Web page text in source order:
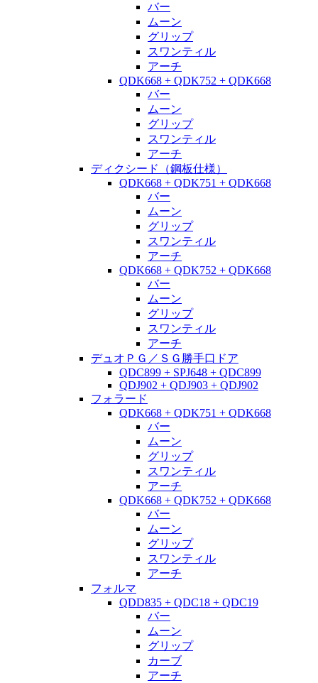
バー
ムーン
グリップ
スワンティル
アーチ
QDK668 + QDK752 + QDK668
バー
ムーン
グリップ
スワンティル
アーチ
ディクシード（鋼板仕様）
QDK668 + QDK751 + QDK668
バー
ムーン
グリップ
スワンティル
アーチ
QDK668 + QDK752 + QDK668
バー
ムーン
グリップ
スワンティル
アーチ
デュオＰＧ／ＳＧ勝手口ドア
QDC899 + SPJ648 + QDC899
QDJ902 + QDJ903 + QDJ902
フォラード
QDK668 + QDK751 + QDK668
バー
ムーン
グリップ
スワンティル
アーチ
QDK668 + QDK752 + QDK668
バー
ムーン
グリップ
スワンティル
アーチ
フォルマ
QDD835 + QDC18 + QDC19
バー
ムーン
グリップ
カーブ
アーチ